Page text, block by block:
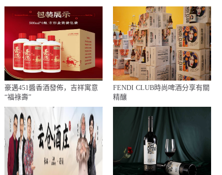
豪邁451醬香酒發佈，吉祥寓意
“福祿壽”
FENDI CLUB時尚啤酒分享有關
精釀